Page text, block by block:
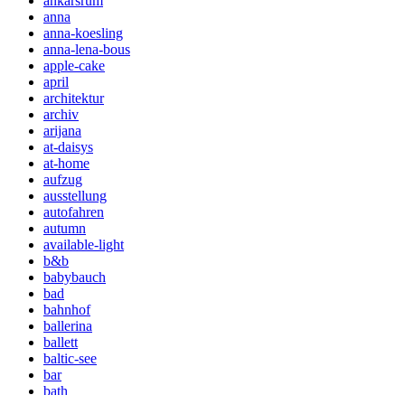
anna
anna-koesling
anna-lena-bous
apple-cake
april
architektur
archiv
arijana
at-daisys
at-home
aufzug
ausstellung
autofahren
autumn
available-light
b&b
babybauch
bad
bahnhof
ballerina
ballett
baltic-see
bar
bath